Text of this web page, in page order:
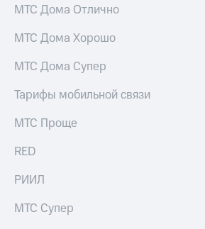
Описание
Еврооблигации-2023
Уведомление
погашении
облигаций
развитие
На главную
МТС Дома Отлично
МТС Дома Хорошо
МТС Дома Супер
Тарифы мобильной связи
МТС Проще
RED
РИИЛ
МТС Супер